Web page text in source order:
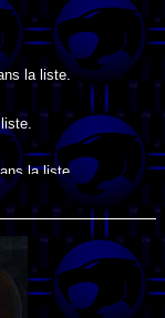
la liste.
la liste.
la liste.